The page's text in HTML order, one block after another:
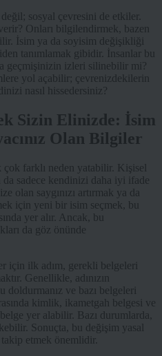
sosyal çevresini de etkiler.
Onları bilgilendirmek, bazen
İsim ya da soyisim değişikliği
tanımlamak gibidir. İnsanlar bu
geçmişinizin izleri silinebilir mi?
yol açabilir; çevrenizdekilerin
nasıl hissedersiniz?
Sizin Elinizde: İsim
Olan Bilgiler
farklı neden yatabilir. Kişisel
sadece kendinizi daha iyi ifade
olan saygınızı artırmak ya da
için yeni bir isim seçmek, bu
yer alır. Ancak, bu
da göz önünde
için ilk adım, gerekli belgeleri
Genellikle, adınızın
ve bazı belgeleri
kimlik, ikametgah belgesi ve
yer alabilir. Bazı durumlarda,
Sonuçta, bu değişim yasal
etmek önemlidir.